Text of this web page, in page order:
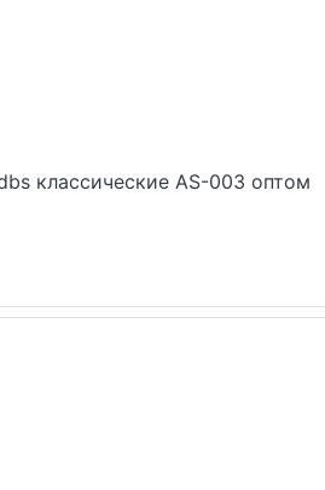
классические AS-003 оптом